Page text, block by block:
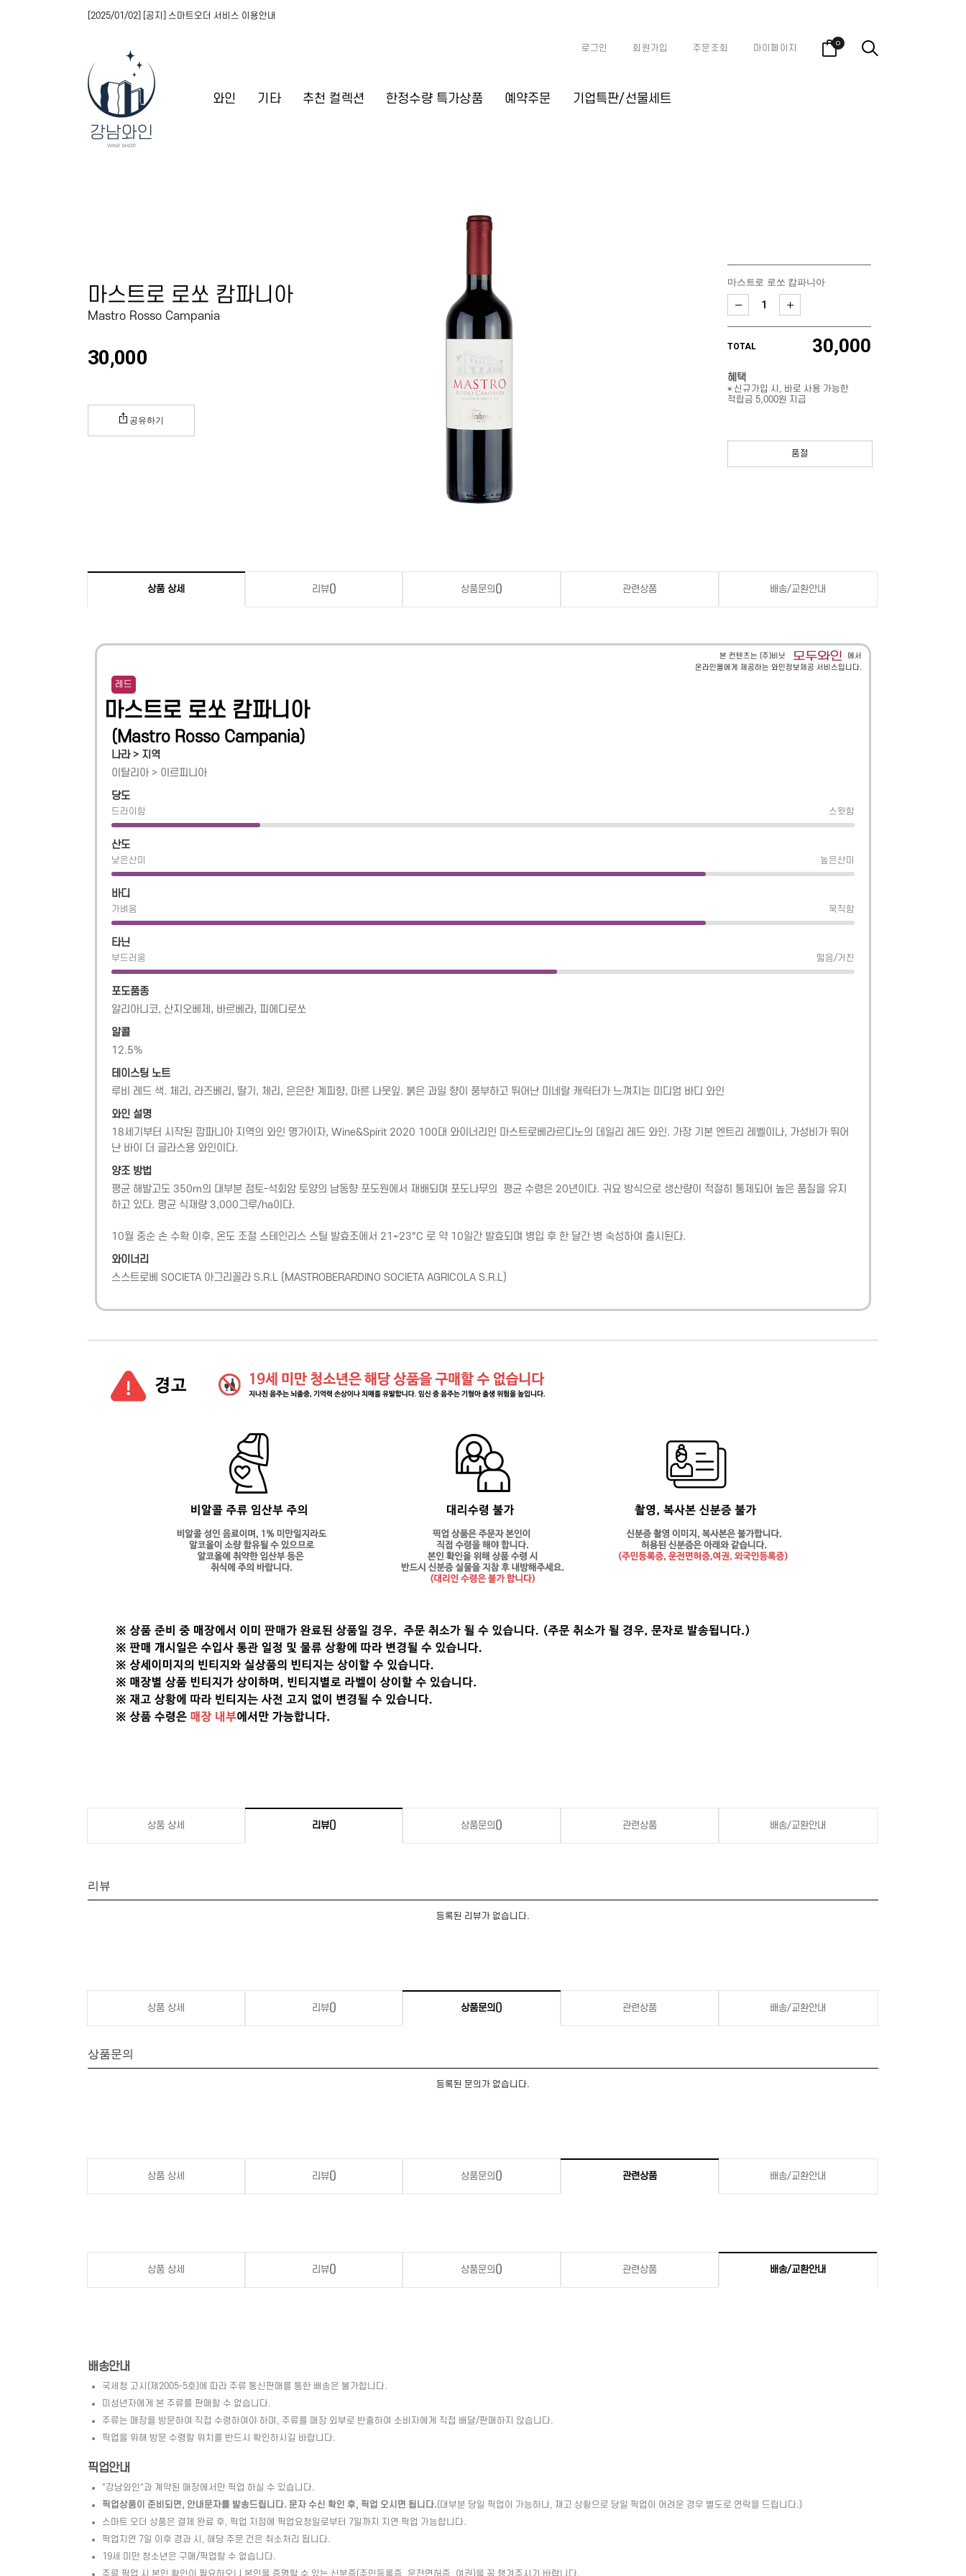
와인 기타 추천 컬렉션 한정수량 특가상품 예약주문 기업특판/선물세트
[2025/01/02] [공지] 스마트오더 서비스 이용안내
로그인 회원가입 주문조회 마이페이지 0
마스트로 로쏘 캄파니아
Mastro Rosso Campania
30,000
공유하기
마스트로 로쏘 캄파니아
TOTAL 30,000
혜택
* 신규가입 시, 바로 사용 가능한
적립금 5,000원 지급
품절
상품 상세 리뷰() 상품문의 () 관련상품 배송/교환안내
본 컨텐츠는 (주)비닛
에서
온라인몰에게 제공하는 와인정보제공 서비스입니다.
레드
마스트로 로쏘 캄파니아
(Mastro Rosso Campania)
나라 > 지역
이탈리아 > 이르피니아
당도
드라이함 스윗함
산도
낮은산미 높은산미
바디
가벼움 묵직함
타닌
부드러움 떫음/거친
포도품종
알리아니코, 산지오베제, 바르베라, 피에디로쏘
알콜
12.5%
테이스팅 노트
루비 레드 색. 체리, 라즈베리, 딸기, 체리, 은은한 계피향, 마른 나뭇잎. 붉은 과일 향이 풍부하고 뛰어난 미네랄 캐릭터가 느껴지는 미디엄 바디 와인
와인 설명
​18세기부터 시작된 깜파니아 지역의 와인 명가이자, Wine&Spirit 2020 100대 와이너리인 마스트로베라르디노의 데일리 레드 와인. 가장 기본 엔트리 레벨이나, 가성비가 뛰어
난 바이 더 글라스용 와인이다.
양조 방법
평균 해발고도 350m의 대부분 점토-석회암 토양의 남동향 포도원에서 재배되며 포도나무의  평균 수령은 20년이다. 귀요 방식으로 생산량이 적절히 통제되어 높은 품질을 유지
하고 있다. 평균 식재량 3,000그루/ha이다.
10월 중순 손 수확 이후, 온도 조절 스테인리스 스틸 발효조에서 21~23°C 로 약 10일간 발효되며 병입 후 한 달간 병 숙성하여 출시된다.
와이너리
스스트로베 SOCIETA 아그리꼴라 S.R.L ( MASTROBERARDINO SOCIETA AGRICOLA S.R.L)
상품 상세 리뷰() 상품문의 () 관련상품 배송/교환안내
리뷰
등록된 리뷰가 없습니다.
상품 상세 리뷰() 상품문의 () 관련상품 배송/교환안내
상품문의
등록된 문의가 없습니다.
상품 상세 리뷰() 상품문의 () 관련상품 배송/교환안내
상품 상세 리뷰() 상품문의 () 관련상품 배송/교환안내
배송안내
국세청 고시(제2005-5호)에 따라 주류 통신판매를 통한 배송은 불가합니다.
미성년자에게 본 주류를 판매할 수 없습니다.
주류는 매장을 방문하여 직접 수령하여야 하며, 주류를 매장 외부로 반출하여 소비자에게 직접 배달/판매하지 않습니다.
픽업을 위해 방문 수령할 위치를 반드시 확인하시길 바랍니다.
픽업안내
"강남와인"과 계약된 매장에서만 픽업 하실 수 있습니다.
픽업상품이 준비되면, 안내문자를 발송드립니다. 문자 수신 확인 후, 픽업 오시면 됩니다.(대부분 당일 픽업이 가능하나, 재고 상황으로 당일 픽업이 어려운 경우 별도로 연락을 드립니다.)
스마트 오더 상품은 결제 완료 후, 픽업 지점에 픽업요청일로부터 7일까지 지연 픽업 가능합니다.
픽업지연 7일 이후 경과 시, 해당 주문 건은 취소처리 됩니다.
19세 미만 청소년은 구매/픽업할 수 없습니다.
주류 픽업 시 본인 확인이 필요하오니 본인을 증명할 수 있는 신분증(주민등록증, 운전면허증, 여권)을 꼭 챙겨주시기 바랍니다.